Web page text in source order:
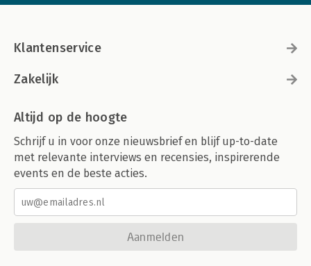
Klantenservice
Zakelijk
Altijd op de hoogte
Schrijf u in voor onze nieuwsbrief en blijf up-to-date
met relevante interviews en recensies, inspirerende
events en de beste acties.
Aanmelden